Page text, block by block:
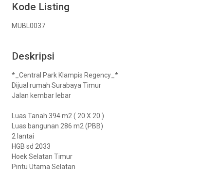
Kode Listing
MUBL0037
Deskripsi
*_Central Park Klampis Regency_*
Dijual rumah Surabaya Timur
Jalan kembar lebar
Luas Tanah 394 m2 ( 20 X 20 )
Luas bangunan 286 m2 (PBB)
2 lantai
HGB sd 2033
Hoek Selatan Timur
Pintu Utama Selatan